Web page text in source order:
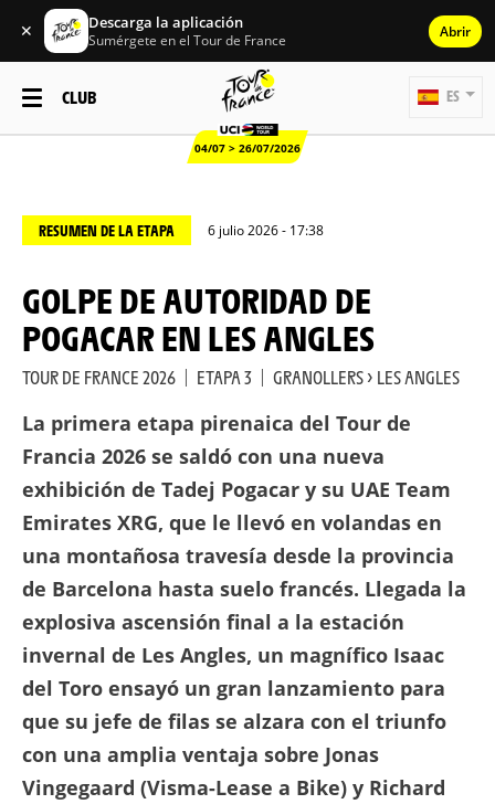
✕ Descarga la aplicación
Sumérgete en el Tour de France Abrir
CLUB
04/07 > 26/07/2026
ES
RESUMEN DE LA ETAPA 6 julio 2026 - 17:38
GOLPE DE AUTORIDAD DE
POGACAR EN LES ANGLES
TOUR DE FRANCE 2026 | ETAPA 3 | GRANOLLERS > LES ANGLES
La primera etapa pirenaica del Tour de
Francia 2026 se saldó con una nueva
exhibición de Tadej Pogacar y su UAE Team
Emirates XRG, que le llevó en volandas en
una montañosa travesía desde la provincia
de Barcelona hasta suelo francés. Llegada la
explosiva ascensión final a la estación
invernal de Les Angles, un magnífico Isaac
del Toro ensayó un gran lanzamiento para
que su jefe de filas se alzara con el triunfo
con una amplia ventaja sobre Jonas
Vingegaard (Visma-Lease a Bike) y Richard